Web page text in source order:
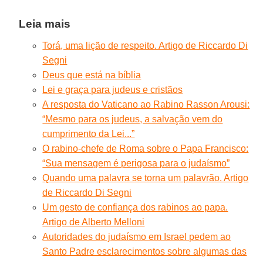
Leia mais
Torá, uma lição de respeito. Artigo de Riccardo Di
Segni
Deus que está na bíblia
Lei e graça para judeus e cristãos
A resposta do Vaticano ao Rabino Rasson Arousi:
“Mesmo para os judeus, a salvação vem do
cumprimento da Lei...”
O rabino-chefe de Roma sobre o Papa Francisco:
“Sua mensagem é perigosa para o judaísmo”
Quando uma palavra se torna um palavrão. Artigo
de Riccardo Di Segni
Um gesto de confiança dos rabinos ao papa.
Artigo de Alberto Melloni
Autoridades do judaísmo em Israel pedem ao
Santo Padre esclarecimentos sobre algumas das